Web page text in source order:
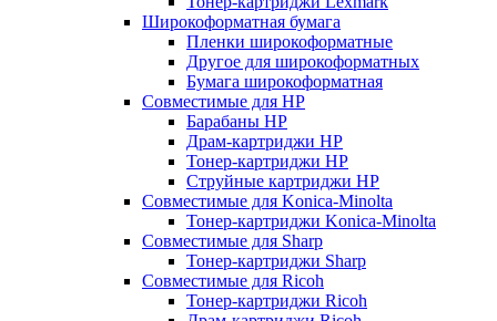
Широкоформатная бумага
Пленки широкоформатные
Другое для широкоформатных
Бумага широкоформатная
Совместимые для HP
Барабаны HP
Драм-картриджи HP
Тонер-картриджи HP
Струйные картриджи HP
Совместимые для Konica-Minolta
Тонер-картриджи Konica-Minolta
Совместимые для Sharp
Тонер-картриджи Sharp
Совместимые для Ricoh
Тонер-картриджи Ricoh